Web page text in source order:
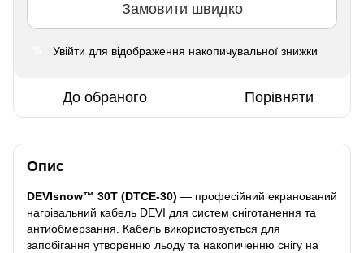
Замовити швидко
Увійти для відображення накопичувальної знижки
До обраного Порівняти
Опис
DEVIsnow™ 30T (DTCE-30) — професійний екранований
нагрівальний кабель DEVI для систем сніготанення та
антиобмерзання. Кабель використовується для
запобігання утворенню льоду та накопиченню снігу на